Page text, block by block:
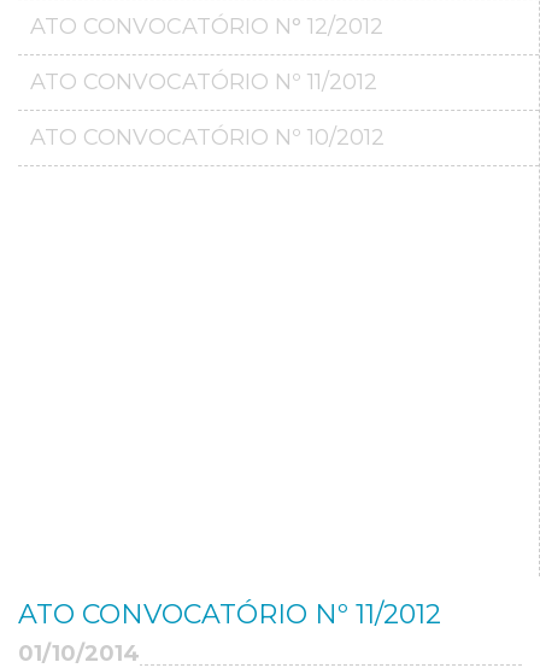
ATO CONVOCATÓRIO N° 12/2012
ATO CONVOCATÓRIO Nº 11/2012
ATO CONVOCATÓRIO Nº 10/2012
ATO CONVOCATÓRIO Nº 11/2012
01/10/2014